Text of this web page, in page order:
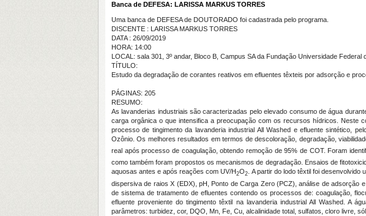
Banca de DEFESA: LARISSA MARKUS TORRES
Uma banca de DEFESA de DOUTORADO foi cadastrada pelo programa.
DISCENTE : LARISSA MARKUS TORRES
DATA : 26/09/2019
HORA: 14:00
LOCAL: sala 301, 3º andar, Bloco B, Campus SA da Fundação Universidade
TÍTULO:
Estudo da degradação de corantes reativos em efluentes têxteis por adsorção e
PÁGINAS: 205
RESUMO:
As lavanderias industriais são caracterizadas pelo elevado consumo de água
carga orgânica o que intensifica a preocupação com os recursos hídricos. Neste
processo de tingimento da lavanderia industrial All Washed e efluente sintético,
Ozônio. Os melhores resultados em termos de descoloração, degradação,
real após processo de coagulação, obtendo remoção de 95% de COT. Foram
como também foram propostos os mecanismos de degradação. Ensaios de
aquosas antes e após reações com UV/H2O2 . A partir do lodo têxtil foi
dispersiva de raios X (EDX), pH, Ponto de Carga Zero (PCZ), análise de adsorção
de sistema de tratamento de efluentes contendo os processos de: coagulação,
efluente proveniente do tingimento têxtil na lavanderia industrial All Washed. A
parâmetros: turbidez, cor, DQO, Mn, Fe, Cu, alcalinidade total, sulfatos, cloro livre,